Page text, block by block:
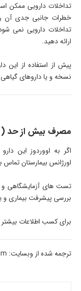
تداخلات دارویی ممکن
خطرات جانبی جدی آن
تداخلات دارویی نمی
ارائه دهید.
پیش از استفاده از این
نسخه و یا داروهای
مصرف بیش از حد (
اگر به اووردوز این
اورژانس بیمارستان تماس
تست های آزمایشگاهی
بررسی پیشرفت بیماری و
برای کسب اطلاعات
ترجمه شده از وبسایت: www.webmd.com